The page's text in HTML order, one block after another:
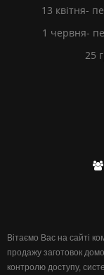
13 квітня-
1 червня-
25
Вітаємо Вас на сайті
продажу заготовок
контролю доступу,